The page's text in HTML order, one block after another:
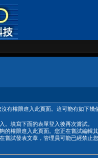
有權限進入此頁面。這可能有如下幾
。填寫下面的表單登入後再次嘗試。
的權限進入此頁面。您正在嘗試編輯
嘗試發表文章，管理員可能已經禁止